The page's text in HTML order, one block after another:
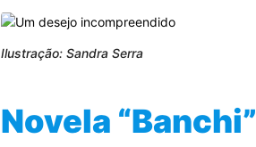
Ilustração: Sandra Serra
Novela “Banchi”